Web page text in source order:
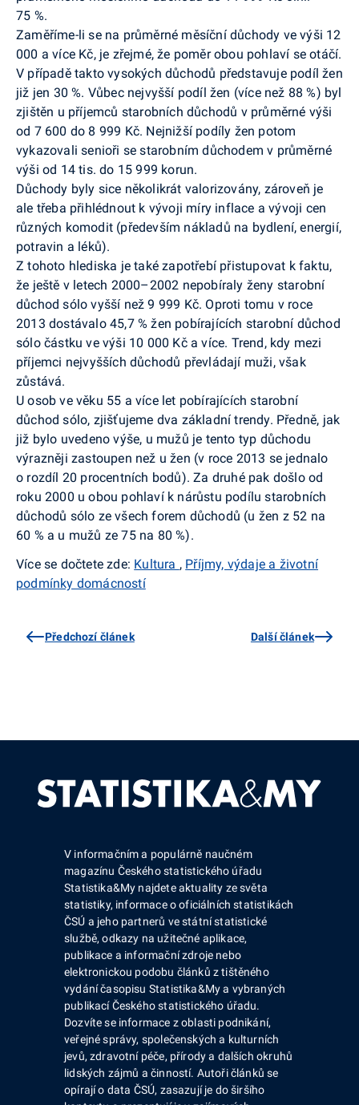
75 %.
Zaměříme-li se na průměrné měsíční důchody ve výši 12
000 a více Kč, je zřejmé, že poměr obou pohlaví se otáčí.
V případě takto vysokých důchodů představuje podíl žen
již jen 30 %. Vůbec nejvyšší podíl žen (více než 88 %) byl
zjištěn u příjemců starobních důchodů v průměrné výši
od 7 600 do 8 999 Kč. Nejnižší podíly žen potom
vykazovali senioři se starobním důchodem v průměrné
výši od 14 tis. do 15 999 korun.
Důchody byly sice několikrát valorizovány, zároveň je
ale třeba přihlédnout k vývoji míry inflace a vývoji cen
různých komodit (především nákladů na bydlení, energií,
potravin a léků).
Z tohoto hlediska je také zapotřebí přistupovat k faktu,
že ještě v letech 2000–2002 nepobíraly ženy starobní
důchod sólo vyšší než 9 999 Kč. Oproti tomu v roce
2013 dostávalo 45,7 % žen pobírajících starobní důchod
sólo částku ve výši 10 000 Kč a více. Trend, kdy mezi
příjemci nejvyšších důchodů převládají muži, však
zůstává.
U osob ve věku 55 a více let pobírajících starobní
důchod sólo, zjišťujeme dva základní trendy. Předně, jak
již bylo uvedeno výše, u mužů je tento typ důchodu
výrazněji zastoupen než u žen (v roce 2013 se jednalo
o rozdíl 20 procentních bodů). Za druhé pak došlo od
roku 2000 u obou pohlaví k nárůstu podílu starobních
důchodů sólo ze všech forem důchodů (u žen z 52 na
60 % a u mužů ze 75 na 80 %).
Více se dočtete zde: Kultura , Příjmy, výdaje a životní
podmínky domácností
Předchozí článek Další článek
V informačním a populárně naučném
magazínu Českého statistického úřadu
Statistika&My najdete aktuality ze světa
statistiky, informace o oficiálních statistikách
ČSÚ a jeho partnerů ve státní statistické
službě, odkazy na užitečné aplikace,
publikace a informační zdroje nebo
elektronickou podobu článků z tištěného
vydání časopisu Statistika&My a vybraných
publikací Českého statistického úřadu.
Dozvíte se informace z oblasti podnikání,
veřejné správy, společenských a kulturních
jevů, zdravotní péče, přírody a dalších okruhů
lidských zájmů a činností. Autoři článků se
opírají o data ČSÚ, zasazují je do širšího